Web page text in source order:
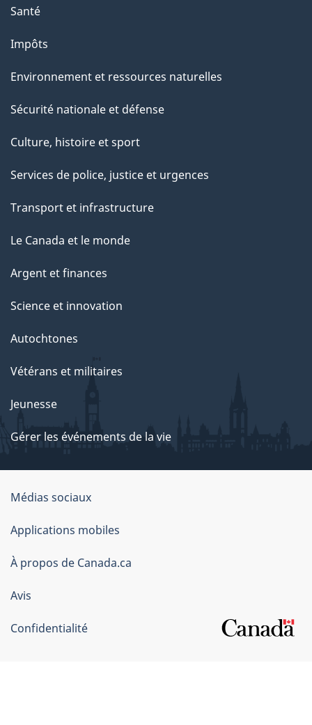
Santé
Impôts
Environnement et ressources naturelles
Sécurité nationale et défense
Culture, histoire et sport
Services de police, justice et urgences
Transport et infrastructure
Le Canada et le monde
Argent et finances
Science et innovation
Autochtones
Vétérans et militaires
Jeunesse
Gérer les événements de la vie
Organisation
du
gouvernement
du
Canada
Médias sociaux
Applications mobiles
À propos de Canada.ca
Avis
Confidentialité